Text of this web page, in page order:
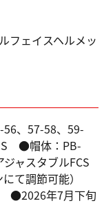
フェイスヘルメッ
、57-58、59-
●帽体：PB-
ャスタブルFCS
にて調節可能）
●2026年7月下旬